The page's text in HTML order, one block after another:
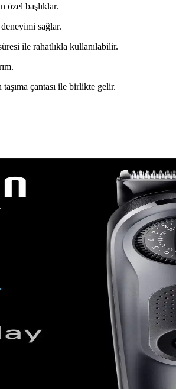
özel başlıklar.
sağlar.
ile rahatlıkla kullanılabilir.
çantası ile birlikte gelir.
özellikleri, kullanıcı yorumları ve
Çok Yönlü ve Güvenilir
fonksiyonlar sunarak hijyen, konfor ve çok
Series 7 MGK7470 ile Tanışın
teknolojisiyle bakım rutininizi
Braun Bodygroomer 3 BG 3350
3, uzun pil ömrü ve cilt
Fonksiyonlu, Dayanıklı ve
çok yönlü kullanım özellikleriyle modern
Dayanıklı ve Kullanışlı